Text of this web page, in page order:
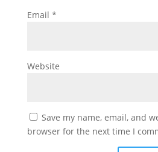
Email *
Website
Save my name, email, and
browser for the next time I